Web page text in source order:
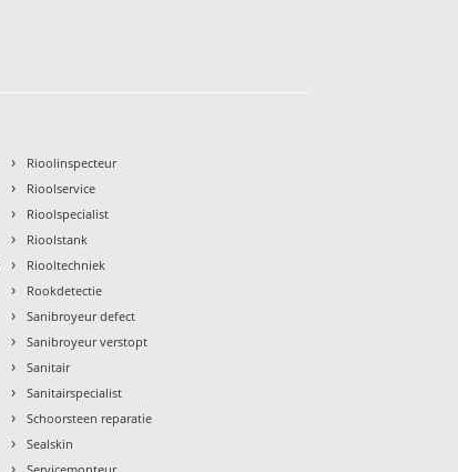
› Rioolinspecteur
› Rioolservice
› Rioolspecialist
› Rioolstank
› Riooltechniek
› Rookdetectie
› Sanibroyeur defect
› Sanibroyeur verstopt
› Sanitair
› Sanitairspecialist
› Schoorsteen reparatie
› Sealskin